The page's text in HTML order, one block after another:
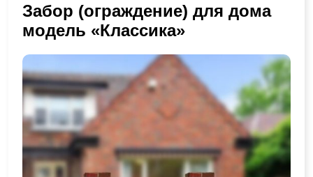
Забор (ограждение) для дома
модель «Классика»